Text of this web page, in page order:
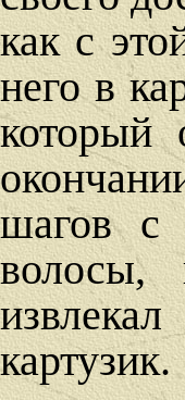
как с
него в
шагов с
волосы,
картузик.